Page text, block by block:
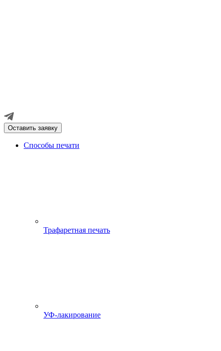
Оставить заявку
Способы печати
Трафаретная печать
УФ-лакирование